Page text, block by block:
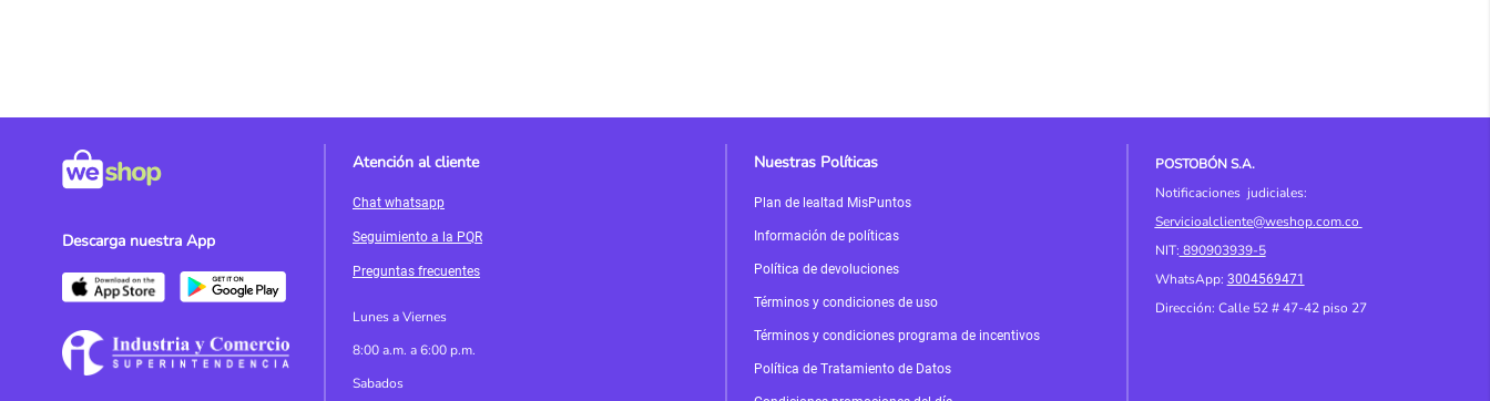
Descarga nuestra App
Atención al cliente
Chat whatsapp
Seguimiento a la PQR
Preguntas frecuentes
Lunes a Viernes
8:00 a.m. a 6:00 p.m.
Sabados
Nuestras Políticas
Plan de lealtad MisPuntos
Información de políticas
Política de devoluciones
Términos y condiciones de uso
Términos y condiciones programa de incentivos
Política de Tratamiento de Datos
POSTOBÓN S.A.
Notificaciones judiciales:
Servicioalcliente@weshop.com.co
NIT: 890903939-5
WhatsApp: 3004569471
Dirección: Calle 52 # 47-42 piso 27